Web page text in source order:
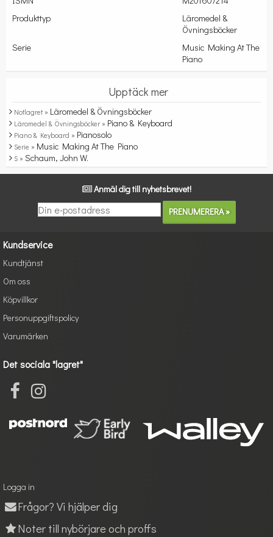
Produkttyp
Läromedel &
Övningsböcker
Serie
Music Making At The
Piano
Upptäck mer
Notlagret » Läromedel & Övningsböcker
Läromedel & Övningsböcker » Piano & Keyboard
Piano & Keyboard » Pianosolo
Serie » Music Making At The Piano
S » Schaum, John W.
Anmäl dig till nyhetsbrevet!
Kundservice
Kundtjänst
Om oss
Köpvillkor
Personuppgiftspolicy
Varumärken
Det sociala "lagret"
Logga in
Frågor? Vi hjälper dig
Noter till nybörjare och proffs